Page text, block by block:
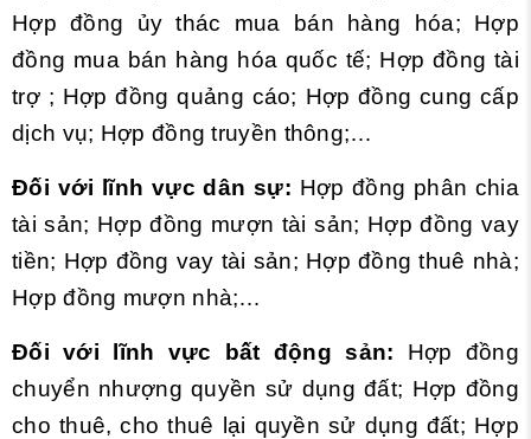
Hợp đồng ủy thác mua bán hàng hóa; Hợp
đồng mua bán hàng hóa quốc tế; Hợp đồng tài
trợ ; Hợp đồng quảng cáo; Hợp đồng cung cấp
dịch vụ; Hợp đồng truyền thông;…
Đối với lĩnh vực dân sự: Hợp đồng phân chia
tài sản; Hợp đồng mượn tài sản; Hợp đồng vay
tiền; Hợp đồng vay tài sản; Hợp đồng thuê nhà;
Hợp đồng mượn nhà;…
Đối với lĩnh vực bất động sản: Hợp đồng
chuyển nhượng quyền sử dụng đất; Hợp đồng
cho thuê, cho thuê lại quyền sử dụng đất; Hợp